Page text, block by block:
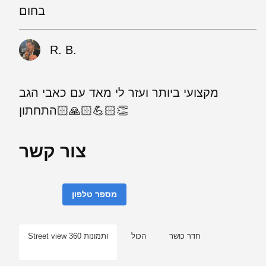
בחום
R. B.
מקצועי ביותר ועזר לי מאד עם כאבי הגב
התחתון🙏🏻💪🏻👏🏻
צור קשר
מספר טלפון
Street view ותמונות 360 הכול חדר כושר